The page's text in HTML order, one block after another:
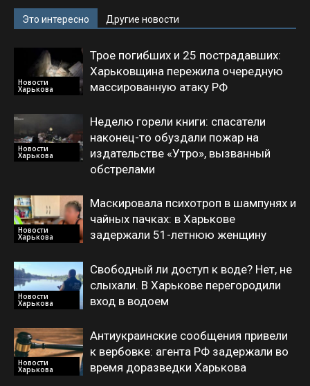
Это интересно Другие новости
Новости
Харькова
Трое погибших и 25 пострадавших:
Харьковщина пережила очередную
массированную атаку РФ
Новости
Харькова
Неделю горели книги: спасатели
наконец-то обуздали пожар на
издательстве «Утро», вызванный
обстрелами
Новости
Харькова
Маскировала психотроп в шампунях и
чайных пачках: в Харькове
задержали 51-летнюю женщину
Новости
Харькова
Свободный ли доступ к воде? Нет, не
слыхали. В Харькове перегородили
вход в водоем
Новости
Харькова
Антиукраинские сообщения привели
к вербовке: агента РФ задержали во
время доразведки Харькова